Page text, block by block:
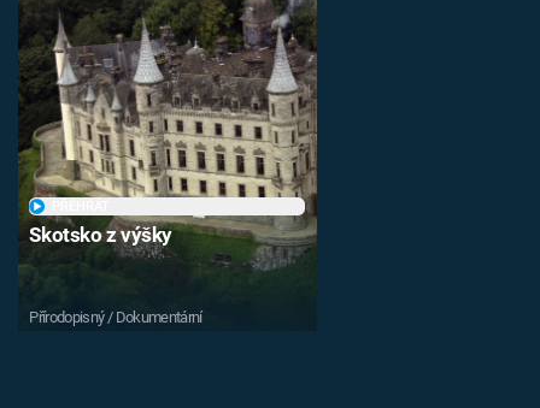
Skotsko z výšky
Přírodopisný / Dokumentární